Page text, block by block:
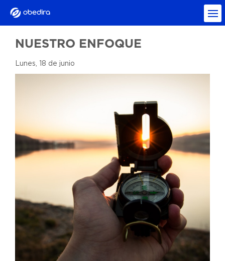
NUESTRO ENFOQUE
Lunes, 18 de junio